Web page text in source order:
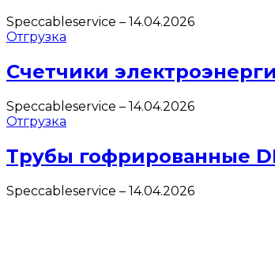
Speccableservice – 14.04.2026
Отгрузка
Счетчики
Speccableservice – 14.04.2026
Отгрузка
Трубы гофрированные
Speccableservice – 14.04.2026